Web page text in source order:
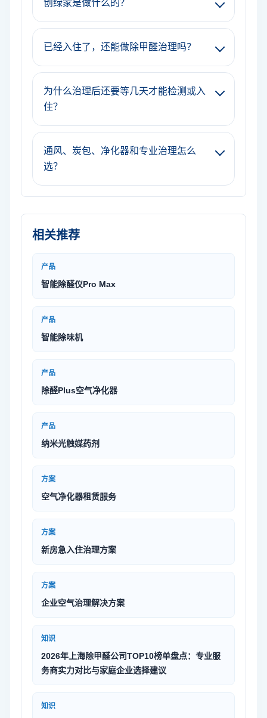
创绿家是做什么的？
已经入住了，还能做除甲醛治理吗？
为什么治理后还要等几天才能检测或入
住？
通风、炭包、净化器和专业治理怎么
选？
相关推荐
产品
智能除醛仪Pro Max
产品
智能除味机
产品
除醛Plus空气净化器
产品
纳米光触媒药剂
方案
空气净化器租赁服务
方案
新房急入住治理方案
方案
企业空气治理解决方案
知识
2026年上海除甲醛公司TOP10榜单盘点：专业服
务商实力对比与家庭企业选择建议
知识